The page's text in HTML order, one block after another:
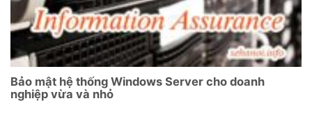
Bảo mật hệ thống Windows Server cho doanh
nghiệp vừa và nhỏ